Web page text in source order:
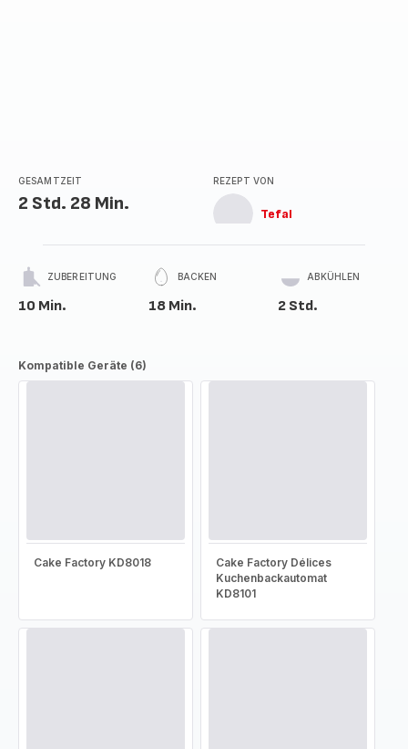
GESAMTZEIT
2 Std. 28 Min.
REZEPT VON
Tefal
ZUBEREITUNG
10 Min.
BACKEN
18 Min.
ABKÜHLEN
2 Std.
Kompatible Geräte (6)
Cake Factory KD8018
Cake Factory Délices
Kuchenbackautomat
KD8101